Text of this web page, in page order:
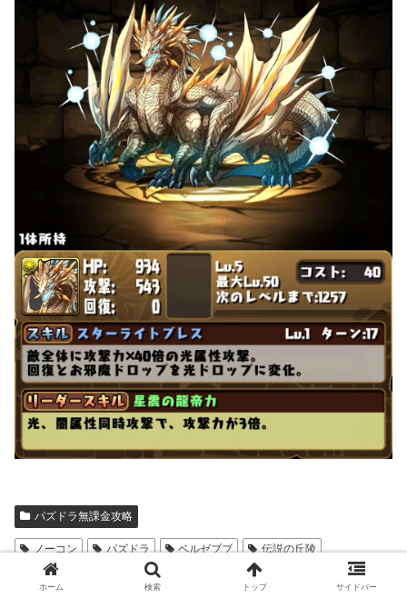
パズドラ無課金攻略
ノーコン パズドラ ベルゼブブ
伝説の丘陵
赤ソニア
ホーム 検索 トップ サイドバー